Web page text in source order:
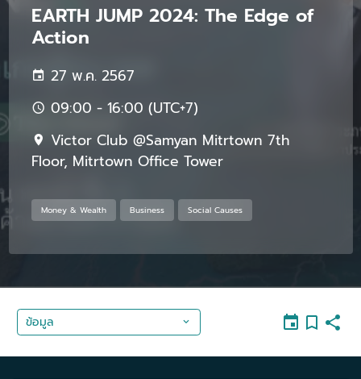
EARTH JUMP 2024: The Edge of
Action
27 พ.ค. 2567
09:00 - 16:00 (UTC+7)
Victor Club @Samyan Mitrtown 7th
Floor, Mitrtown Office Tower
Money & Wealth Business Social Causes
ข้อมูล